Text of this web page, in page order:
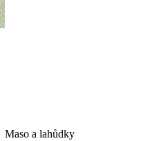
Maso a lahůdky